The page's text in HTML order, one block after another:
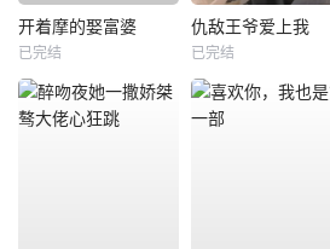
开着摩的娶富婆
已完结
仇敌王爷爱上我
已完结